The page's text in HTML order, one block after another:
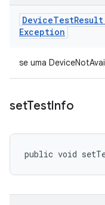
DeviceTestResult
Exception
se uma
setTestInfo
public void